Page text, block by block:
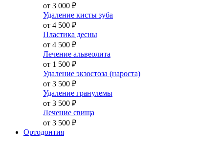
от 3 000 ₽
Удаление кисты зуба
от 4 500 ₽
Пластика десны
от 4 500 ₽
Лечение альвеолита
от 1 500 ₽
Удаление экзостоза (нароста)
от 3 500 ₽
Удаление гранулемы
от 3 500 ₽
Лечение свища
от 3 500 ₽
Ортодонтия